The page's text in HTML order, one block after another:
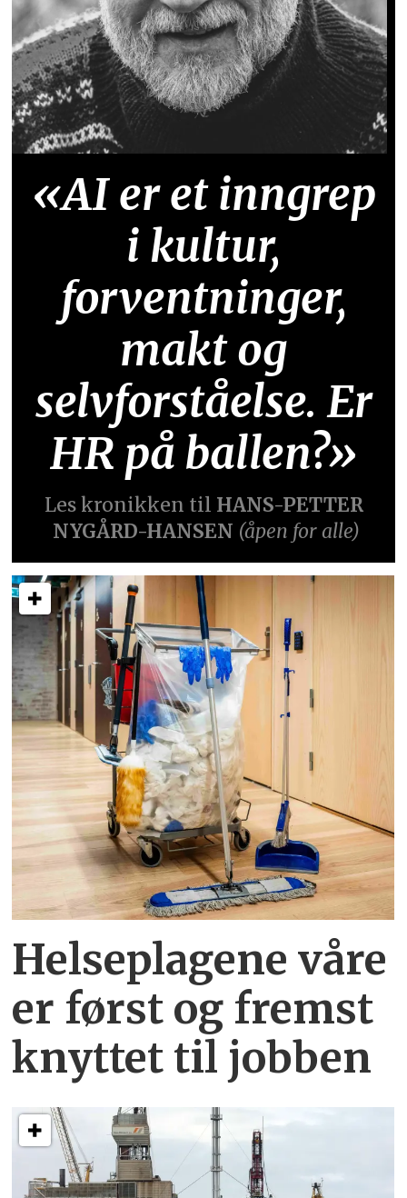
«AI er et inngrep
i kultur,
forventninger,
makt og
selvforståelse. Er
HR på ballen?»
Les kronikken til HANS-PETTER
NYGÅRD-HANSEN (åpen for alle)
Helseplagene våre
er først og fremst
knyttet til jobben